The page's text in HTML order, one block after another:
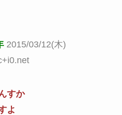
2015/03/12(木)
すか
よ